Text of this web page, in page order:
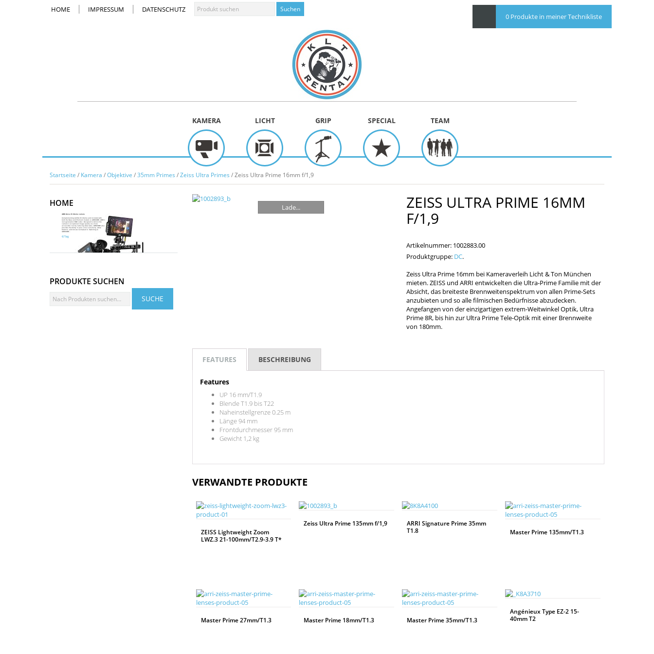
HOME IMPRESSUM
DATENSCHUTZ
0 Produkte in meiner Technikliste
KAMERA LICHT GRIP SPECIAL TEAM
Startseite / Kamera /Objektive /35mm Primes /Zeiss Ultra Primes / Zeiss Ultra Prime 16mm f/1,9
HOME
ARRI Alexa 35 Xtreme camera
Complementing ALEXA 35 Xtreme and included with
both the Base and Premium models is ARRICORE, ARRI’s
next-generation RGB codec. Designed to deliver the
camera’s exceptional image quality at a more
accessible cost by reducing data rates, ARRICORE also
provides flexibility in post, since sensitivity, white
balance, and tint are not baked in. Switching to
ARRICORE...
€/Tag
PRODUKTE SUCHEN
Lade...
ZEISS ULTRA PRIME 16MM
F/1,9
Artikelnummer: 1002883.00
Produktgruppe: DC.
Zeiss Ultra Prime 16mm bei Kameraverleih Licht & Ton München
mieten. ZEISS und ARRI entwickelten die Ultra-Prime Familie mit der
Absicht, das breiteste Brennweitenspektrum von allen Prime-Sets
anzubieten und so alle filmischen Bedürfnisse abzudecken.
Angefangen von der einzigartigen extrem-Weitwinkel Optik, Ultra
Prime 8R, bis hin zur Ultra Prime Tele-Optik mit einer Brennweite
von 180mm.
FEATURES BESCHREIBUNG
Features
UP 16 mm/T1.9
Blende T1.9 bis T22
Naheinstellgrenze 0.25 m
Länge 94 mm
Frontdurchmesser 95 mm
Gewicht 1,2 kg
VERWANDTE PRODUKTE
ZEISS Lightweight Zoom
LWZ.3 21-100mm/T2.9-3.9 T*
Zeiss Ultra Prime 135mm f/1,9
ARRI Signature Prime 35mm
T1.8
Master Prime 135mm/T1.3
Master Prime 27mm/T1.3 Master Prime 18mm/T1.3 Master Prime 35mm/T1.3
Angénieux Type EZ-2 15-
40mm T2